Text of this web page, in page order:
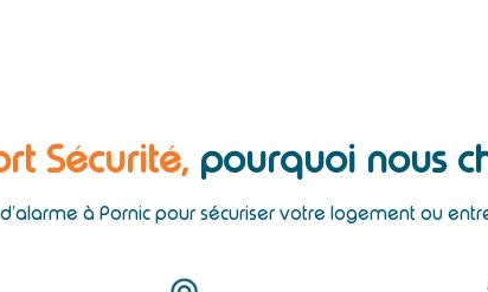
Sécurité, pourquoi nous
à Pornic pour sécuriser votre logement ou